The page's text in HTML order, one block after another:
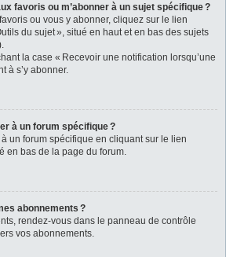
favoris ou m’abonner à un sujet spécifique ?
ou vous y abonner, cliquez sur le lien
du sujet », situé en haut et en bas des sujets
la case « Recevoir une notification lorsqu’une
à s’y abonner.
à un forum spécifique ?
un forum spécifique en cliquant sur le lien
en bas de la page du forum.
abonnements ?
rendez-vous dans le panneau de contrôle
vos abonnements.